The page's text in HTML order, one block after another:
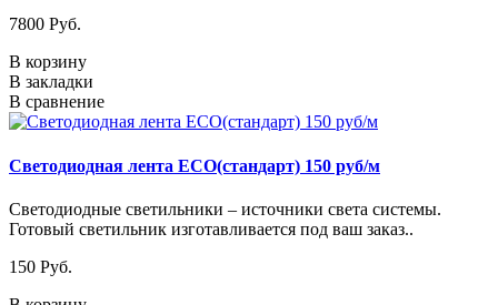
7800 Pуб.
В корзину
В закладки
В сравнение
Светодиодная лента ECO(стандарт) 150 руб/м
Светодиодные светильники – источники света системы.
Готовый светильник изготавливается под ваш заказ..
150 Pуб.